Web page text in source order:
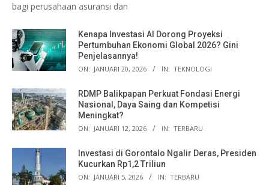
bagi perusahaan asuransi dan
Kenapa Investasi AI Dorong Proyeksi
Pertumbuhan Ekonomi Global 2026? Gini
Penjelasannya!
ON: JANUARI 20, 2026 IN: TEKNOLOGI
RDMP Balikpapan Perkuat Fondasi Energi
Nasional, Daya Saing dan Kompetisi
Meningkat?
ON: JANUARI 12, 2026 IN: TERBARU
Investasi di Gorontalo Ngalir Deras, Presiden
Kucurkan Rp1,2 Triliun
ON: JANUARI 5, 2026 IN: TERBARU